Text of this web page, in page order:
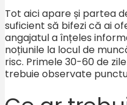
Tot aici apare și partea
suficient să bifezi că ai
angajatul a înțeles
noțiunile la locul de
risc. Primele 30-60 de
trebuie observate